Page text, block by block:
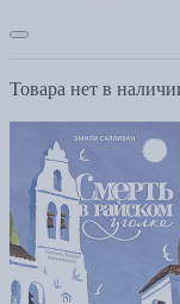
Товара нет в